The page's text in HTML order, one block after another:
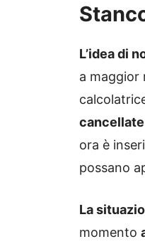
L’idea di
a maggior
cancellate
ora è
possano
La
momento